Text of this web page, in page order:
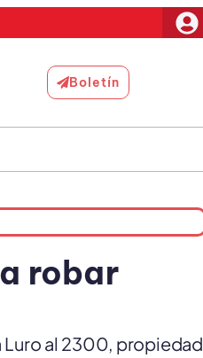
Boletín
robar
Luro al 2300, propiedad